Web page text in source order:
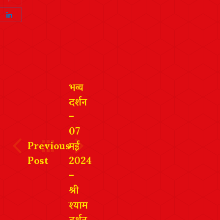
Twitter
Previous
Post
भव्य
दर्शन
–
07
मई
2024
–
श्री
श्याम